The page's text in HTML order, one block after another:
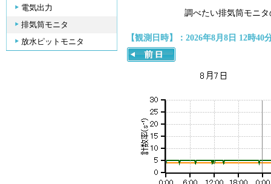
電気出力
排気筒モニタ
放水ピットモニタ
調べたい排気筒モニ
【観測日時】：2026年8月8日 12時40